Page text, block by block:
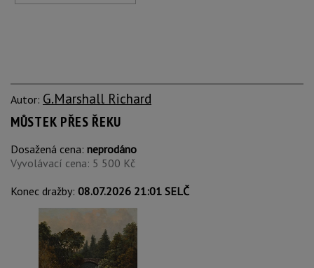
Autor: G.Marshall Richard
MŮSTEK PŘES ŘEKU
Dosažená cena: neprodáno
Vyvolávací cena: 5 500 Kč
Konec dražby: 08.07.2026 21:01 SELČ